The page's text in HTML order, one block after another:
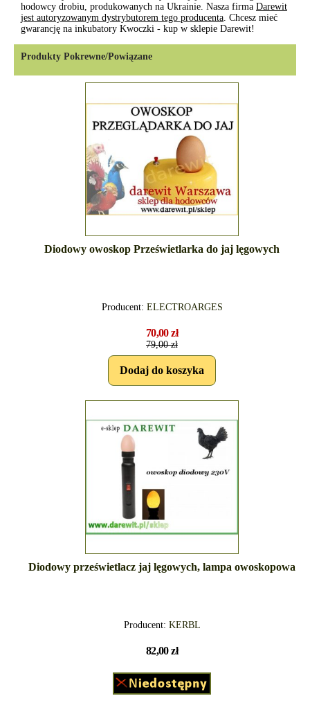
hodowcy drobiu, produkowanych na Ukrainie. Nasza firma Darewit
jest autoryzowanym dystrybutorem tego producenta. Chcesz mieć
gwarancję na inkubatory Kwoczki - kup w sklepie Darewit!
Produkty Pokrewne/Powiązane
Diodowy owoskop Prześwietlarka do jaj lęgowych
Producent: ELECTROARGES
70,00 zł
79,00 zł
Diodowy prześwietlacz jaj lęgowych, lampa owoskopowa
Producent: KERBL
82,00 zł